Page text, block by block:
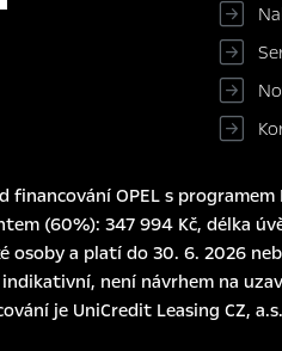
OPEL s programem
(60%): 347 994 Kč, délka
osoby a platí do 30. 6. 2026
není návrhem na
je UniCredit Leasing CZ,